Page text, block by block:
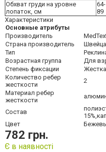
Обхват груди на уровне
лопаток, см
64-
89
Характеристики
Основные атрибуты
Производитель
Страна производитель
Тип
Возрастная группа
Для
Степень фиксации
Количество ребер
жесткости
2
Материал ребер
жесткости
Состав
Цвет
782 грн.
Є в наявності